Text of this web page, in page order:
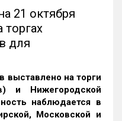
21 октября
торгах
для
выставлено на торги
и Нижегородской
наблюдается в
Московской и